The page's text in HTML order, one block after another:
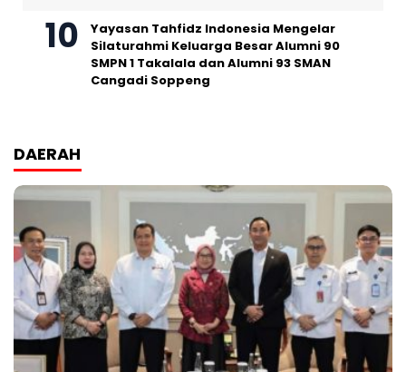
Yayasan Tahfidz Indonesia Mengelar
Silaturahmi Keluarga Besar Alumni 90
SMPN 1 Takalala dan Alumni 93 SMAN
Cangadi Soppeng
DAERAH